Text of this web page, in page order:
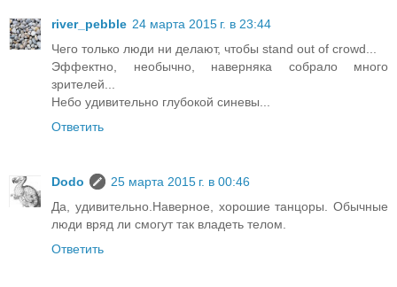
river_pebble 24 марта 2015 г. в 23:44
Чего только люди ни делают, чтобы stand out of crowd...
Эффектно, необычно, наверняка собрало много
зрителей...
Hебо удивительно глубокой синевы...
Ответить
Dodo
25 марта 2015 г. в 00:46
Да, удивительно.Наверное, хорошие танцоры. Обычные
люди вряд ли смогут так владеть телом.
Ответить